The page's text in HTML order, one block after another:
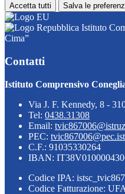
Accetta tutti Salva le
Istituto
Cima”
Contatti
Istituto Comprensivo
Via J. F. Kennedy, 8 -
Tel: 0438.31308
Email:
PEC:
C.F.: 91035330264
IBAN:
Codice IPA:
Codice Fatturazione: